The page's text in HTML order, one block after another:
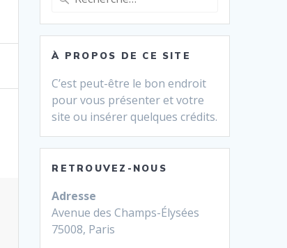
pour
:
À PROPOS DE CE SITE
C’est peut-être le bon endroit
pour vous présenter et votre
site ou insérer quelques crédits.
RETROUVEZ-NOUS
Adresse
Avenue des Champs-Élysées
75008, Paris